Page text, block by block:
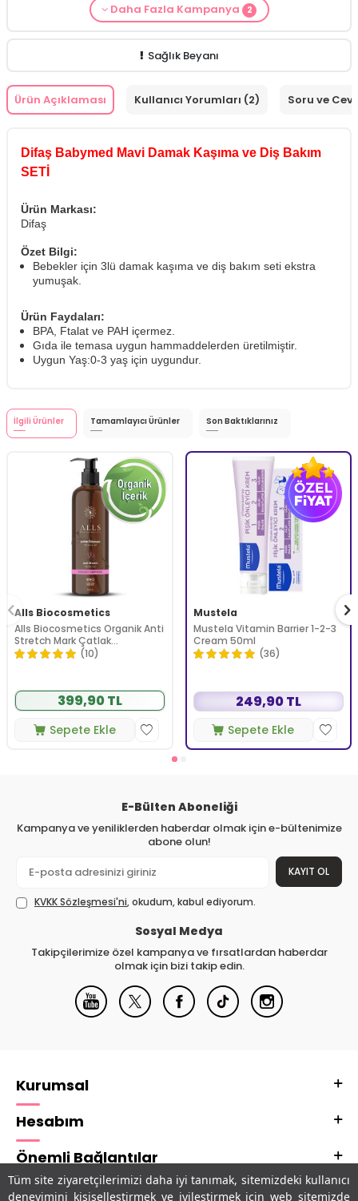
Tüm site ziyaretçilerimizi daha iyi tanımak, sitemizdeki kullanıcı
deneyimini kişiselleştirmek ve iyileştirmek için web sitemizde
Alls Biocosmetics Organik Anti Stretch Mark
Anne ve Bebek bakımı siparişlerinizde
Daha Fazla Kampanya 2
Sağlık Beyanı
Ürün Açıklaması Kullanıcı Yorumları (2) Soru ve
Difaş Babymed Mavi Damak Kaşıma ve Diş Bakım
SETİ
Ürün Markası:
Difaş
Özet Bilgi:
Bebekler için 3lü damak kaşıma ve diş bakım seti ekstra
yumuşak.
Ürün Faydaları:
BPA, Ftalat ve PAH içermez.
Gıda ile temasa uygun hammaddelerden üretilmiştir.
Uygun Yaş:0-3 yaş için uygundur.
İlgili Ürünler Tamamlayıcı Ürünler Son Baktıklarınız
Alls Biocosmetics
Alls Biocosmetics Organik Anti
Stretch Mark Çatlak
Önlemeye Yardımcı Jel 350 ml
(10)
399,90 TL
Sepete Ekle
Mustela
Mustela Vitamin Barrier 1-2-3
Cream 50ml
(36)
249,90 TL
Sepete Ekle
E-Bülten Aboneliği
Kampanya ve yeniliklerden haberdar olmak için e-bültenimize
abone olun!
KAYIT OL
KVKK Sözleşmesi'ni, okudum, kabul ediyorum.
Sosyal Medya
Takipçilerimize özel kampanya ve fırsatlardan haberdar
olmak için bizi takip edin.
Kurumsal
Hesabım
Önemli Bağlantılar
Adres & İletişim